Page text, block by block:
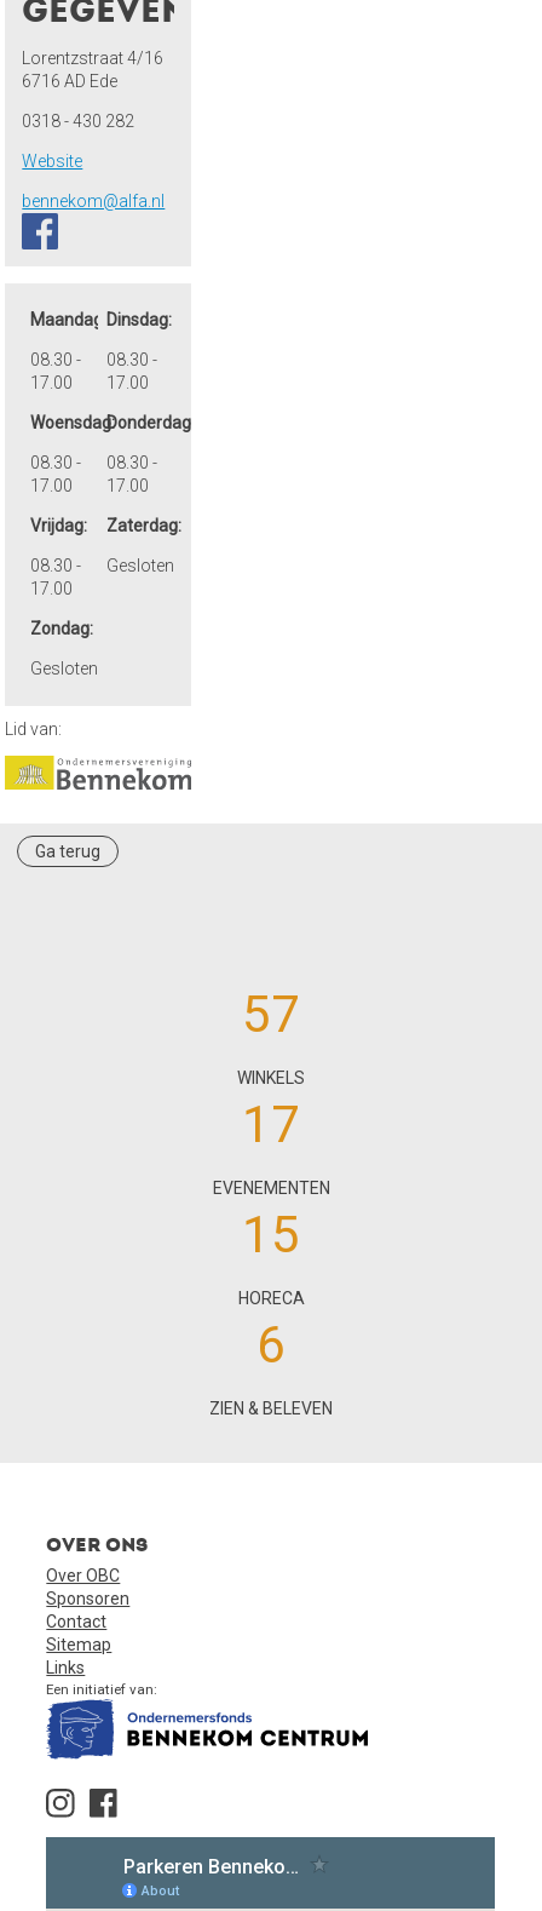
gegevens
Lorentzstraat 4/16
6716 AD Ede
0318 - 430 282
Website
bennekom@alfa.nl
Maandag:
08.30 -
17.00
Dinsdag:
08.30 -
17.00
Woensdag:
08.30 -
17.00
Donderdag:
08.30 -
17.00
Vrijdag:
08.30 -
17.00
Zaterdag:
Gesloten
Zondag:
Gesloten
Lid van:
Ga terug
57
WINKELS
17
EVENEMENTEN
15
HORECA
6
ZIEN & BELEVEN
Over ons
Over OBC
Sponsoren
Contact
Sitemap
Links
Een initiatief van: